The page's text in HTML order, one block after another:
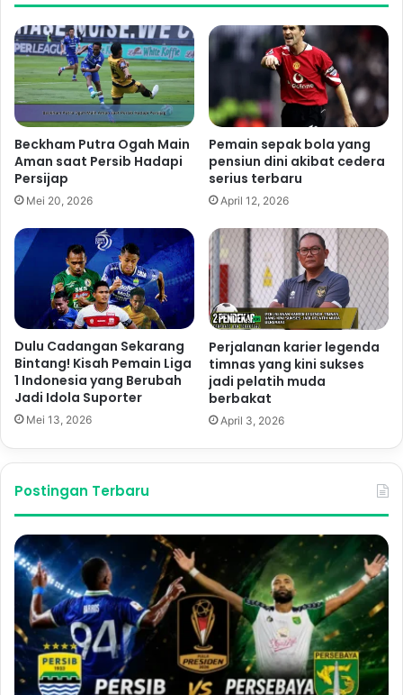
Beckham Putra Ogah Main
Aman saat Persib Hadapi
Persijap
Mei 20, 2026
Pemain sepak bola yang
pensiun dini akibat cedera
serius terbaru
April 12, 2026
Dulu Cadangan Sekarang
Bintang! Kisah Pemain Liga
1 Indonesia yang Berubah
Jadi Idola Suporter
Mei 13, 2026
Perjalanan karier legenda
timnas yang kini sukses
jadi pelatih muda
berbakat
April 3, 2026
Postingan Terbaru